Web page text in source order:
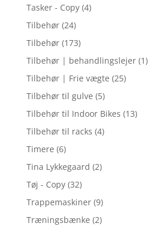
Tasker - Copy (4)
Tilbehør (24)
Tilbehør (173)
Tilbehør | behandlingslejer (1)
Tilbehør | Frie vægte (25)
Tilbehør til gulve (5)
Tilbehør til Indoor Bikes (13)
Tilbehør til racks (4)
Timere (6)
Tina Lykkegaard (2)
Tøj - Copy (32)
Trappemaskiner (9)
Træningsbænke (2)